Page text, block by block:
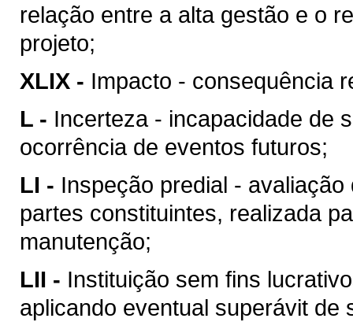
relação entre a alta gestão e o
projeto;
XLIX - Impacto - consequência
L - Incerteza - incapacidade de
ocorrência de eventos futuros;
LI - Inspeção predial -
partes constituintes, realizada
manutenção;
LII - Instituição sem fins
aplicando eventual superávit de